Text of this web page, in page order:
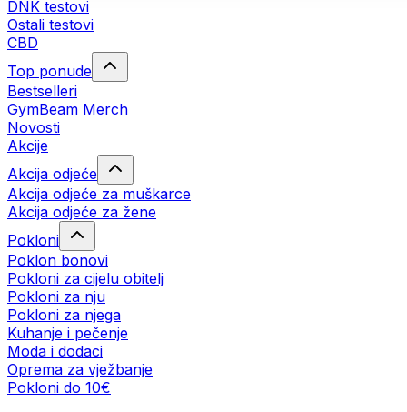
DNK testovi
Ostali testovi
CBD
Top ponude
Bestselleri
GymBeam Merch
Novosti
Akcije
Akcija odjeće
Akcija odjeće za muškarce
Akcija odjeće za žene
Pokloni
Poklon bonovi
Pokloni za cijelu obitelj
Pokloni za nju
Pokloni za njega
Kuhanje i pečenje
Moda i dodaci
Oprema za vježbanje
Pokloni do 10€